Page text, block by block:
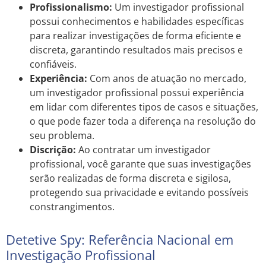
Profissionalismo: Um investigador profissional
possui conhecimentos e habilidades específicas
para realizar investigações de forma eficiente e
discreta, garantindo resultados mais precisos e
confiáveis.
Experiência: Com anos de atuação no mercado,
um investigador profissional possui experiência
em lidar com diferentes tipos de casos e situações,
o que pode fazer toda a diferença na resolução do
seu problema.
Discrição: Ao contratar um investigador
profissional, você garante que suas investigações
serão realizadas de forma discreta e sigilosa,
protegendo sua privacidade e evitando possíveis
constrangimentos.
Detetive Spy: Referência Nacional em
Investigação Profissional